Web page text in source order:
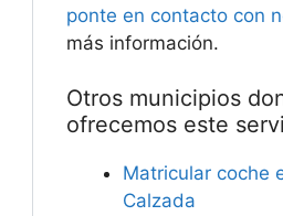
ponte en contacto con
más información.
Otros municipios
ofrecemos este
Matricular coche
Calzada